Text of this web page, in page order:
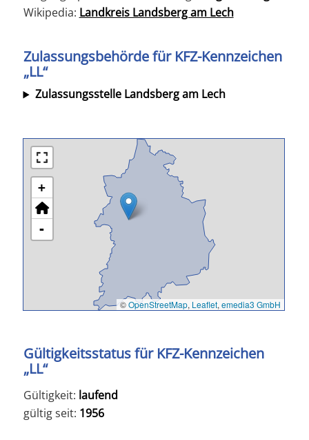
Wikipedia: Landkreis Landsberg am Lech
Zulassungsbehörde für KFZ-Kennzeichen
„LL“
Zulassungsstelle Landsberg am Lech
+
-
©OpenStreetMap, Leaflet,emedia3 GmbH
Gültigkeitsstatus für KFZ-Kennzeichen
„LL“
Gültigkeit: laufend
gültig seit: 1956